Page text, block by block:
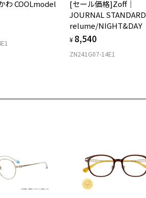
わ COOLmodel
[セール価格]Zoff｜
JOURNAL STANDARD
relume/NIGHT&DAY
¥ 8,540
ZN241G07-14E1